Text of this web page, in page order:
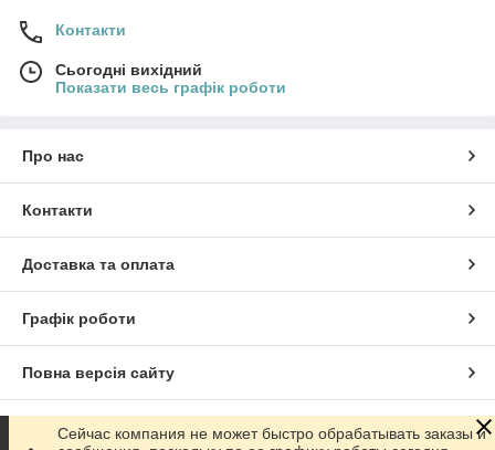
Контакти
Сьогодні вихідний
Показати весь графік роботи
Про нас
Контакти
Доставка та оплата
Графік роботи
Повна версія сайту
Сайт створено на маркетплейсі Prom.ua
Сейчас компания не может быстро обрабатывать заказы и